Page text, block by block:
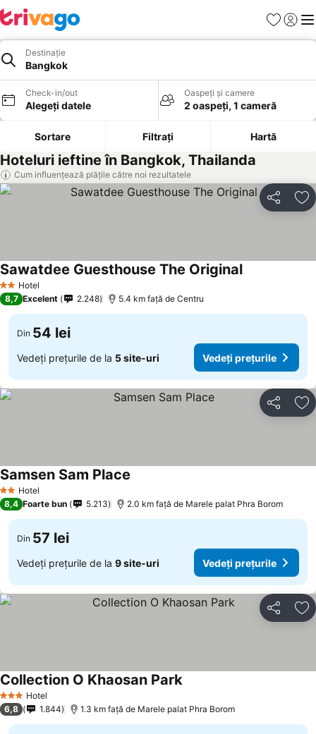
Favorite
Destinație
Bangkok
Check-in/out
Alegeți datele
Oaspeți și camere
2 oaspeți, 1 cameră
Sortare Filtrați Hartă
Hoteluri ieftine în Bangkok, Thailanda
Cum influențează plățile către noi rezultatele
Distribuiți
2 SteleHotel
Sawatdee Guesthouse The Original
8,7 Excelent 2.248 5.4 km faţă de Centru
Din 54 lei
Vedeți prețurile de la 5 site-uri Vedeți prețurile
Distribuiți
2 SteleHotel
Samsen Sam Place
8,4 Foarte bun 5.213 2.0 km faţă de Marele palat Phra Borom
Din 57 lei
Vedeți prețurile de la 9 site-uri Vedeți prețurile
Distribuiți
3 SteleHotel
Collection O Khaosan Park
6,8 1.844 1.3 km faţă de Marele palat Phra Borom